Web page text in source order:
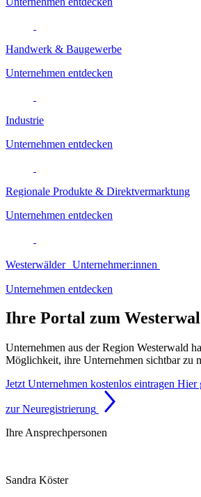
Handwerk & Baugewerbe
Unternehmen entdecken
Industrie
Unternehmen entdecken
Regionale Produkte & Direktvermarktung
Unternehmen entdecken
Westerwälder Unternehmer:innen
Unternehmen entdecken
Ihre Portal zum
Unternehmen aus der Region Westerwald
Möglichkeit, ihre Unternehmen sichtbar zu
Jetzt Unternehmen kostenlos eintragen Hier
zur Neuregistrierung
Ihre Ansprechpersonen
Sandra Köster